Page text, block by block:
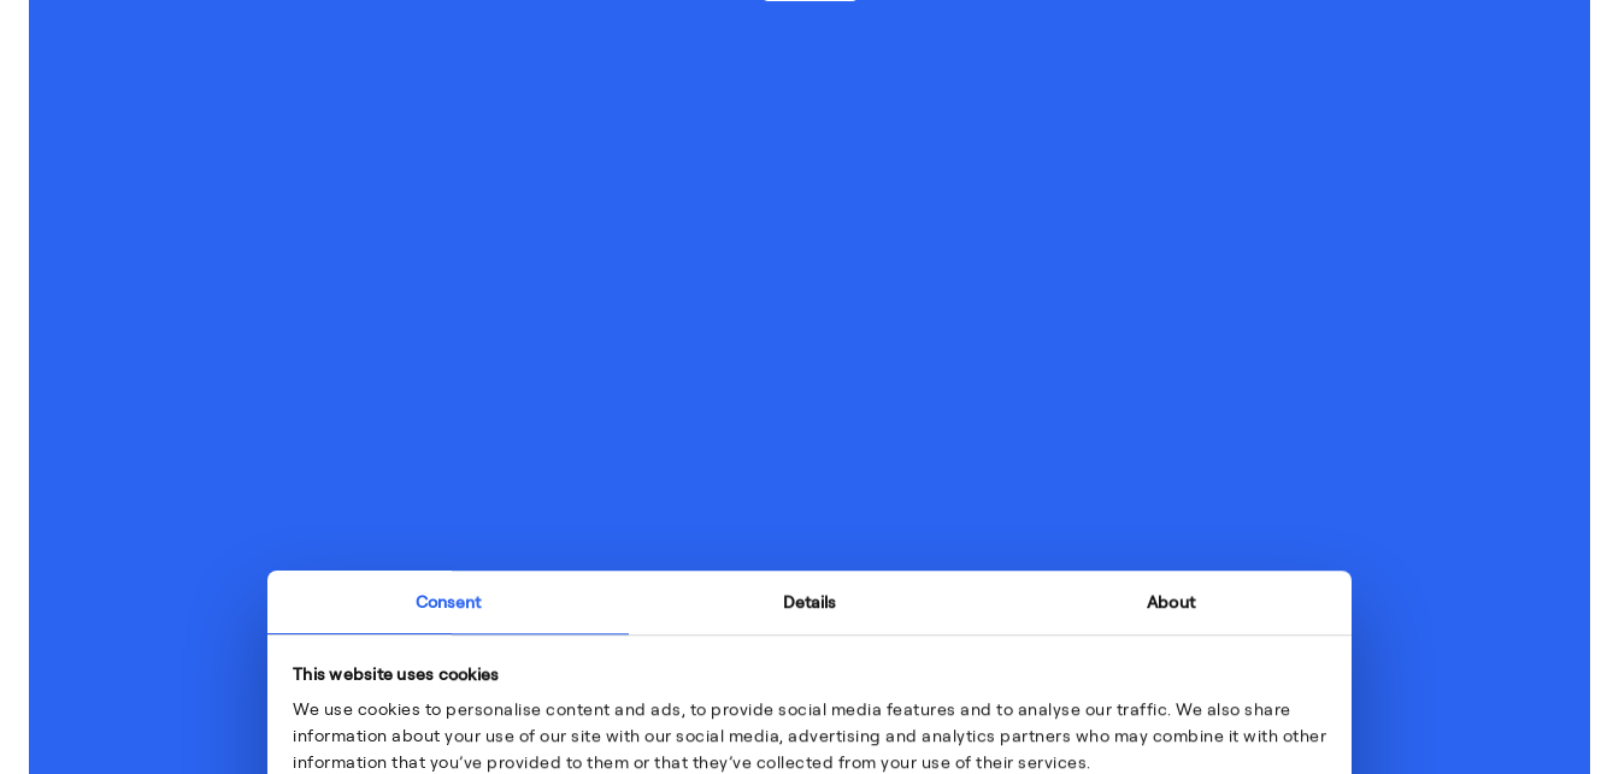
Consent Details About
This website uses cookies
We use cookies to personalise content and ads, to provide social media features and to analyse our traffic. We also share
information about your use of our site with our social media, advertising and analytics partners who may combine it with other
information that you’ve provided to them or that they’ve collected from your use of their services.